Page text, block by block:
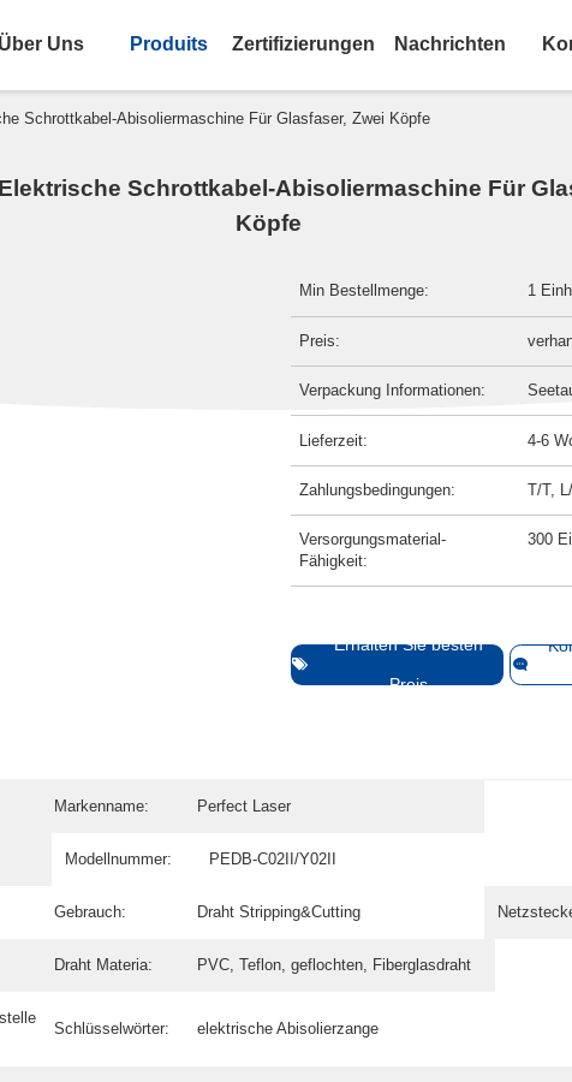
Über Uns Produits Zertifizierungen Nachrichten
Schrottkabel-Abisoliermaschine Für Glasfaser, Zwei Köpfe
Schrottkabel-Abisoliermaschine Für
Köpfe
Min Bestellmenge: 1
Preis:
Verpackung Informationen:
Lieferzeit: 4-6
Zahlungsbedingungen: T/T,
Versorgungsmaterial-
Fähigkeit:
300
Erhalten Sie besten
Preis
Markenname: Perfect Laser
Modellnummer: PEDB-C02II/Y02II
Gebrauch: Draht Stripping&Cutting
Draht Materia: PVC, Teflon, geflochten, Fiberglasdraht
Schlüsselwörter: elektrische Abisolierzange